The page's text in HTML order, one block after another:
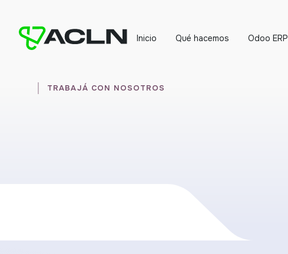
Inicio Qué hacemos Odoo ERP
TRABAJÁ CON NOSOTROS